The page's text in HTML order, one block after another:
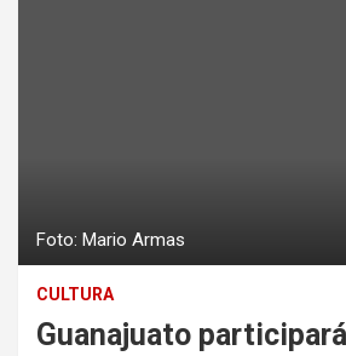
Foto: Mario Armas
CULTURA
Guanajuato